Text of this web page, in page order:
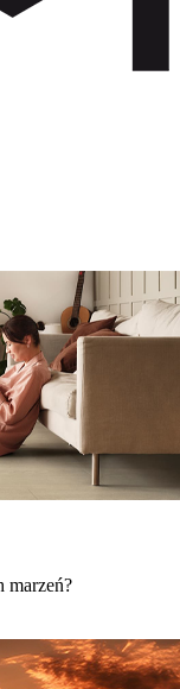
marzeń?